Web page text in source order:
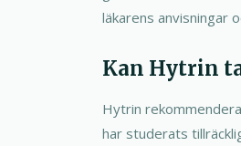
läkarens anvisningar
Kan Hytrin
Hytrin
har studerats